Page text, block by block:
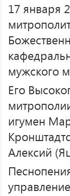
17 января
мужского
Его
игумен
Алексий